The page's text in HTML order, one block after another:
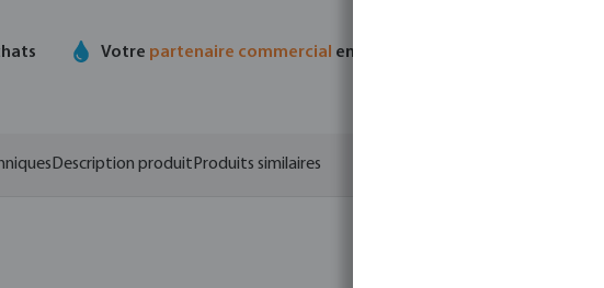
Votre partenaire commercial en matière de technologie de l'eau
Description produit Produits similaires